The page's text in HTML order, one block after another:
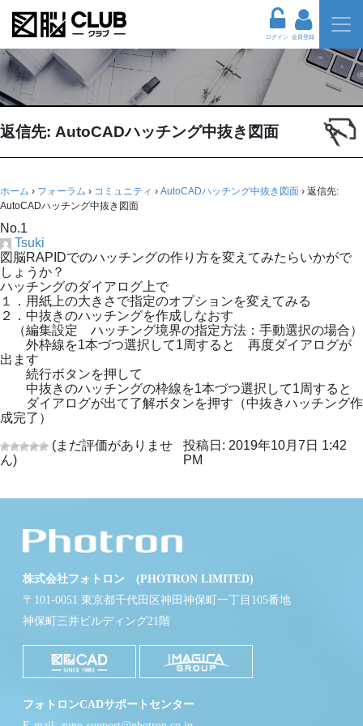
ログイン 会員登録
返信先: AutoCADハッチング中抜き図面
ホーム › フォーラム › コミュニティ › AutoCADハッチング中抜き図面 › 返信先:
AutoCADハッチング中抜き図面
No.1
Tsuki
図脳RAPIDでのハッチングの作り方を変えてみたらいかがで
しょうか？
ハッチングのダイアログ上で
１．用紙上の大きさで指定のオプションを変えてみる
２．中抜きのハッチングを作成しなおす
（編集設定 ハッチング境界の指定方法：手動選択の場合）
外枠線を1本づつ選択して1周すると 再度ダイアログが
出ます
続行ボタンを押して
中抜きのハッチングの枠線を1本づつ選択して1周すると
ダイアログが出て了解ボタンを押す（中抜きハッチング作
成完了）
(まだ評価がありませ
ん)
投稿日: 2019年10月7日 1:42
PM
株式会社フォトロン (PHOTRON LIMITED)
〒101-0051 東京都千代田区神田神保町一丁目105番地
神保町三井ビルディング21階
フォトロンCADサポートセンター